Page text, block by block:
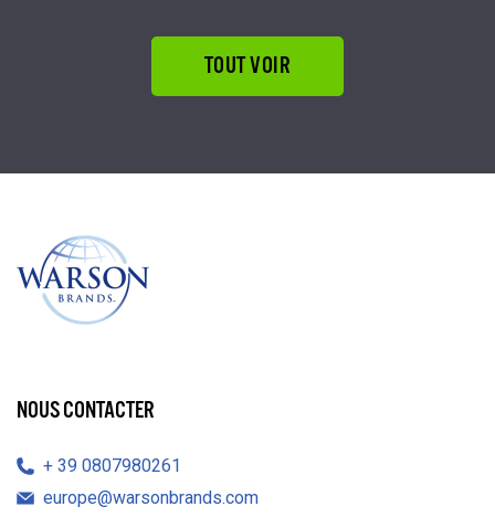
TOUT VOIR
NOUS CONTACTER
39 0807980261
europe@warsonbrands.com